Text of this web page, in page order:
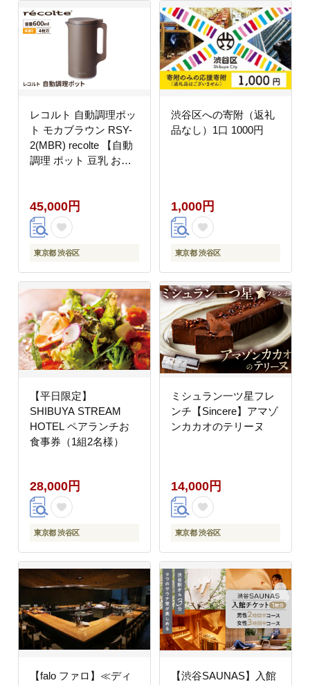
レコルト 自動調理ポッ
ト モカブラウン RSY-
2(MBR) recolte 【自動
調理 ポット 豆乳 おか
【223014】
45,000円
東京都 渋谷区
渋谷区への寄附（返礼
品なし）1口 1000円
1,000円
東京都 渋谷区
【平日限定】
SHIBUYA STREAM
HOTEL ペアランチお
食事券（1組2名様）
28,000円
東京都 渋谷区
ミシュラン一ツ星フレ
ンチ【Sincere】アマゾ
ンカカオのテリーヌ
14,000円
東京都 渋谷区
【falo ファロ】≪ディ
【渋谷SAUNAS】入館